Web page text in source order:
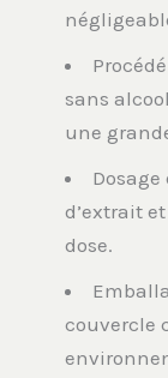
sans
une
d’extrait
dose.
couvercle